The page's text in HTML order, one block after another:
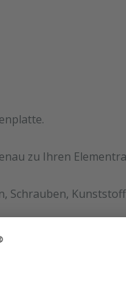
zu Ihren
Schrauben,